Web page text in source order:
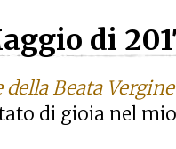
di
della Beata
di gioia nel